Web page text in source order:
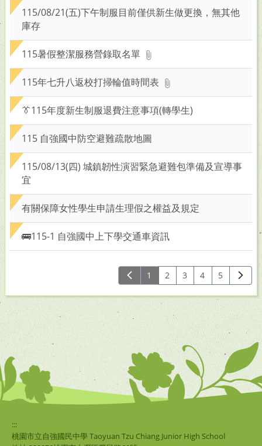
Enter
115/08/21(五)下午制服目前僅供新生做更換，無其他
庫存
115暑假整潔服務營錄取名單
115年七升八返校打掃輪值時間表
👔115年度新生制服退費注意事項(轉學生)
115 自強國中防空避難疏散地圖
115/08/13(四) 城鎮韌性演習緊急避難包準備及宣導事
宜
有關保障女性學生申請生理假之權益及規定
🚌115-1 自強國中上下學交通車資訊
1 2 3 4 5
:::
桃園市立自強國民中學 Taoyuan Tzu Chiang Junior High School